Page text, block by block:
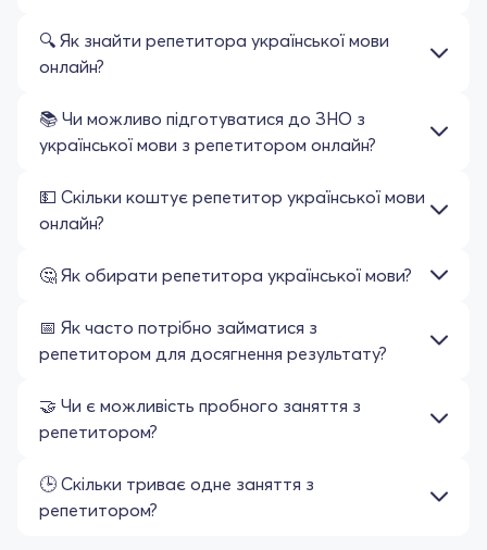
🔍 Як знайти репетитора української мови
онлайн?
📚 Чи можливо підготуватися до ЗНО з
української мови з репетитором онлайн?
💵 Скільки коштує репетитор української мови
онлайн?
🤔 Як обирати репетитора української мови?
📅 Як часто потрібно займатися з
репетитором для досягнення результату?
🤝 Чи є можливість пробного заняття з
репетитором?
🕒 Скільки триває одне заняття з
репетитором?